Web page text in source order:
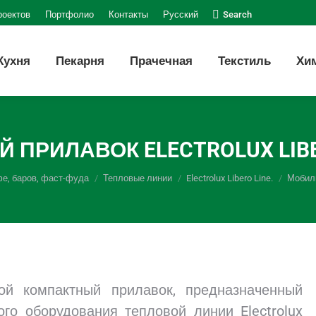
Портфолио Контакты Русский Поиск:
Search
Пекарня Прачечная Текстиль
ELECTROLUX
баров, фаст-фуда Тепловые линии Electrolux Libero Line.
компактный прилавок, предназначенный
оборудования тепловой линии Electrolux